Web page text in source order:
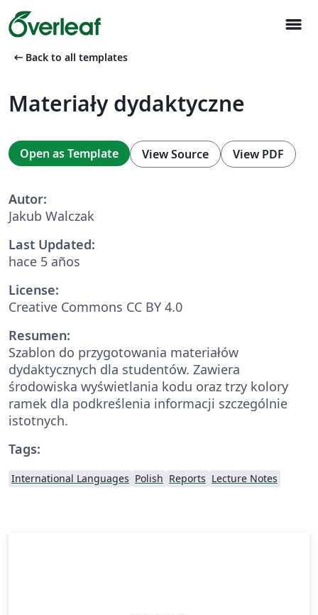
menu
arrow_left_alt Back to all templates
Materiały dydaktyczne
Open as Template View Source View PDF
Autor:
Jakub Walczak
Last Updated:
hace 5 años
License:
Creative Commons CC BY 4.0
Resumen:
Szablon do przygotowania materiałów
dydaktycznych dla studentów. Zawiera
środowiska wyświetlania kodu oraz trzy kolory
ramek dla podkreślenia informacji szczególnie
istotnych.
Tags:
International Languages Polish Reports Lecture Notes